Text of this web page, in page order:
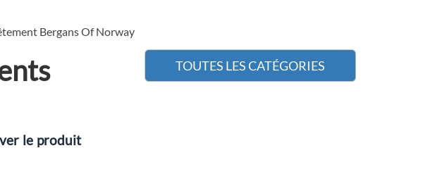
Bergans Of Norway
le produit
TOUTES LES CATÉGORIES